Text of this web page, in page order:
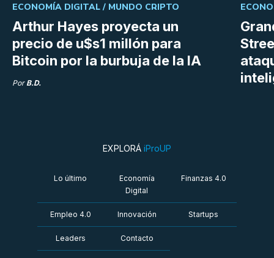
Arthur Hayes proyecta un
precio de u$s1 millón para
Bitcoin por la burbuja de la IA
ECONOMÍA DIGITAL / MUNDO CRIPTO
Por B.D.
EXPLORÁ iProUP
Lo último
Economía
Digital
Finanzas 4.0
Empleo 4.0 Innovación Startups
Leaders Contacto